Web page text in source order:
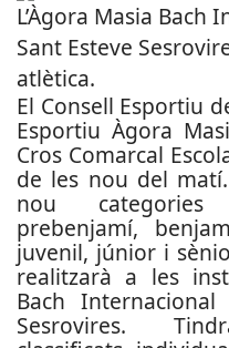
L’Àgora Masia Bach
Sant Esteve
atlètica.
El Consell Esportiu
Esportiu Àgora
Cros Comarcal
de les nou del
nou categories
prebenjamí,
juvenil, júnior i
realitzarà a les
Bach
Sesrovires.